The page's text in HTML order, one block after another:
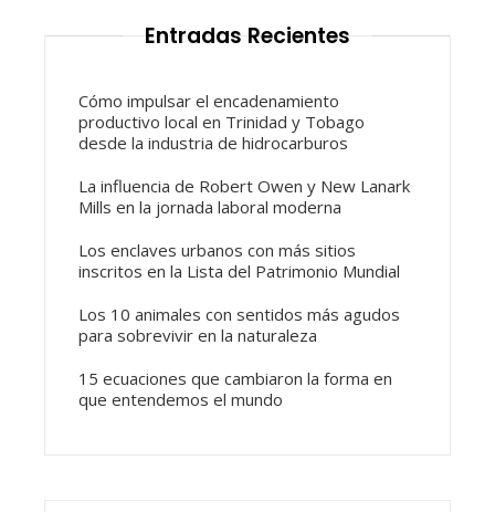
Entradas Recientes
Cómo impulsar el encadenamiento
productivo local en Trinidad y Tobago
desde la industria de hidrocarburos
La influencia de Robert Owen y New Lanark
Mills en la jornada laboral moderna
Los enclaves urbanos con más sitios
inscritos en la Lista del Patrimonio Mundial
Los 10 animales con sentidos más agudos
para sobrevivir en la naturaleza
15 ecuaciones que cambiaron la forma en
que entendemos el mundo